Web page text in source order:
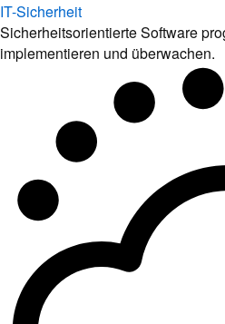
IT-Sicherheit
Sicherheitsorientierte Software
implementieren und überwachen.